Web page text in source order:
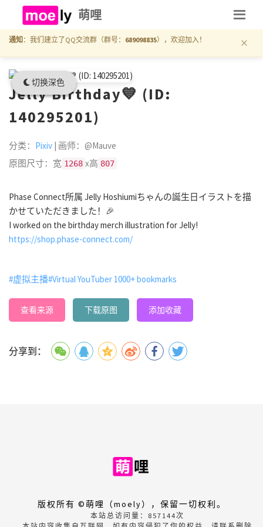
切换深色
萌哩
通知 ：我们建立了QQ交流群（群号： 689098835），欢迎加入！ ×
Jelly Birthday💙 (ID:
140295201)
分类： Pixiv | 画师：@Mauve
原图尺寸：宽 1268 x高 807
Phase Connect所属 Jelly Hoshiumiちゃんの誕生日イラストを描
かせていただきました！🎉
I worked on the birthday merch illustration for Jelly!
https://shop.phase-connect.com/
#虚拟主播#Virtual YouTuber 1000+ bookmarks
查看来源 下载原图 添加收藏
分享到：
版权所有 ©萌哩（moely），保留一切权利。
本站总访问量： 857144次